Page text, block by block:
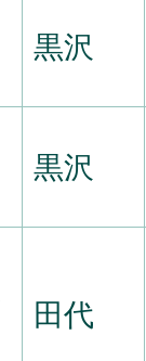
黒沢
黒沢
田代